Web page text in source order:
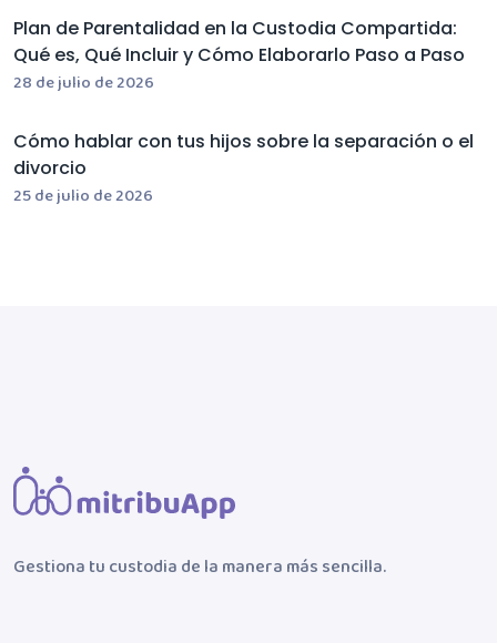
Plan de Parentalidad en la Custodia Compartida:
Qué es, Qué Incluir y Cómo Elaborarlo Paso a Paso
28 de julio de 2026
Cómo hablar con tus hijos sobre la separación o el
divorcio
25 de julio de 2026
Gestiona tu custodia de la manera más sencilla.